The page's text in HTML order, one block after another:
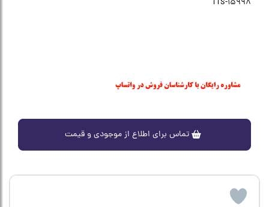
TTS-15998
تماس برای اطلاع از موجودی و قیمت